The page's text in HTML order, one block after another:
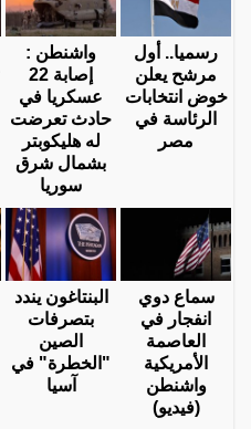
رسميا.. أول
مرشح يعلن
خوض انتخابات
الرئاسة في
مصر
واشنطن :
إصابة 22
عسكريا في
حادث تعرضت
له هليكوبتر
بشمال شرق
سوريا
سماع دوي
انفجار في
العاصمة
الأمريكية
واشنطن
(فيديو)
البنتاغون يندد
بتصرفات
الصين
"الخطرة" في
آسيا